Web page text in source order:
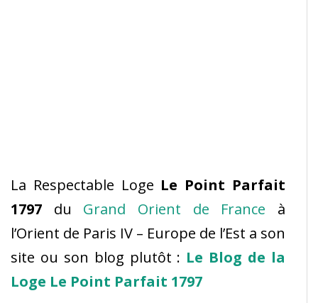
La Respectable Loge Le Point Parfait
1797 du Grand Orient de France à
l’Orient de Paris IV – Europe de l’Est a son
site ou son blog plutôt : Le Blog de la
Loge Le Point Parfait 1797